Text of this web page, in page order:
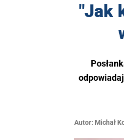
"Jak
Autor: Michał